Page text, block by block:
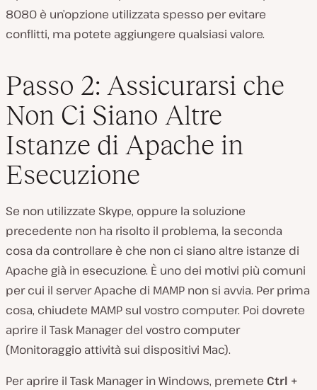
8080 è un’opzione utilizzata spesso per evitare
conflitti, ma potete aggiungere qualsiasi valore.
Passo 2: Assicurarsi che
Non Ci Siano Altre
Istanze di Apache in
Esecuzione
Se non utilizzate Skype, oppure la soluzione
precedente non ha risolto il problema, la seconda
cosa da controllare è che non ci siano altre istanze di
Apache già in esecuzione. È uno dei motivi più comuni
per cui il server Apache di MAMP non si avvia. Per prima
cosa, chiudete MAMP sul vostro computer. Poi dovrete
aprire il Task Manager del vostro computer
(Monitoraggio attività sui dispositivi Mac).
Per aprire il Task Manager in Windows, premete Ctrl +